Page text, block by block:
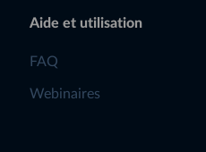
Aide et utilisation
FAQ
Webinaires